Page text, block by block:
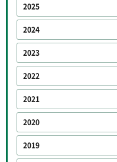
2025
2024
2023
2022
2021
2020
2019